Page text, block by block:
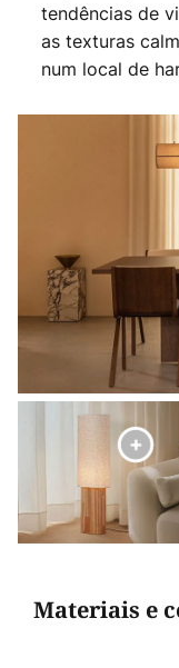
tendências de
as texturas
num local de
Materiais e